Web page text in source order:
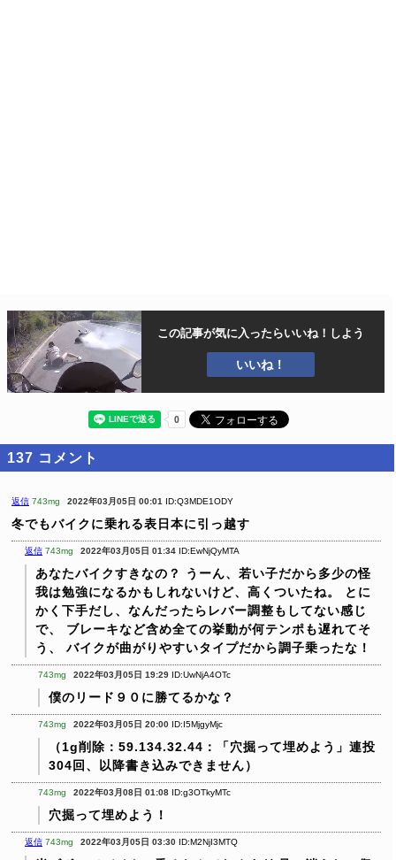
この記事が気に入ったらいいね！しよう
いいね！
137 コメント
返信 743mg 2022年03月05日 00:01 ID:Q3MDE1ODY
冬でもバイクに乗れる表日本に引っ越す
返信 743mg 2022年03月05日 01:34 ID:EwNjQyMTA
あなたバイクすきなの？
うーん、若い子だから多少の怪
我は勉強になるかもしれないけど、高くついたね。
とに
かく下手だし、なんだったらレバー調整もしてない感じ
で、
ブレーキなど含め全ての挙動が何テンポも遅れてそ
う、
バイクが曲がりやすいタイプだから調子乗ったな！
743mg 2022年03月05日 19:29 ID:UwNjA4OTc
僕のリード９０に勝てるかな？
743mg 2022年03月05日 20:00 ID:I5MjgyMjc
（1g削除：59.134.32.44：「穴掘って埋めよう」連投
304回、以降書き込みできません）
743mg 2022年03月08日 01:08 ID:g3OTkyMTc
穴掘って埋めよう！
返信 743mg 2022年03月05日 03:30 ID:M2NjI3MTQ